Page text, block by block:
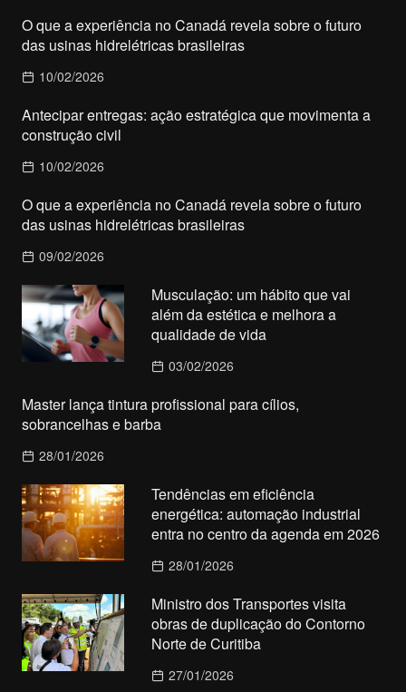
O que a experiência no Canadá revela sobre o futuro
das usinas hidrelétricas brasileiras
10/02/2026
Antecipar entregas: ação estratégica que movimenta a
construção civil
10/02/2026
O que a experiência no Canadá revela sobre o futuro
das usinas hidrelétricas brasileiras
09/02/2026
Musculação: um hábito que vai
além da estética e melhora a
qualidade de vida
03/02/2026
Master lança tintura profissional para cílios,
sobrancelhas e barba
28/01/2026
Tendências em eficiência
energética: automação industrial
entra no centro da agenda em 2026
28/01/2026
Ministro dos Transportes visita
obras de duplicação do Contorno
Norte de Curitiba
27/01/2026